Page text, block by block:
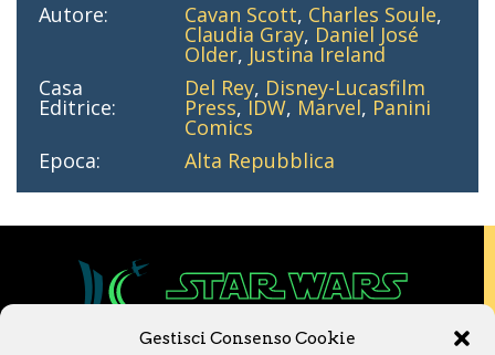
Gestisci Consenso Cookie
Autore:
Cavan Scott, Charles Soule,
Claudia Gray, Daniel José
Older, Justina Ireland
Casa
Editrice:
Del Rey, Disney-Lucasfilm
Press,IDW, Marvel, Panini
Comics
Epoca:
Alta Repubblica